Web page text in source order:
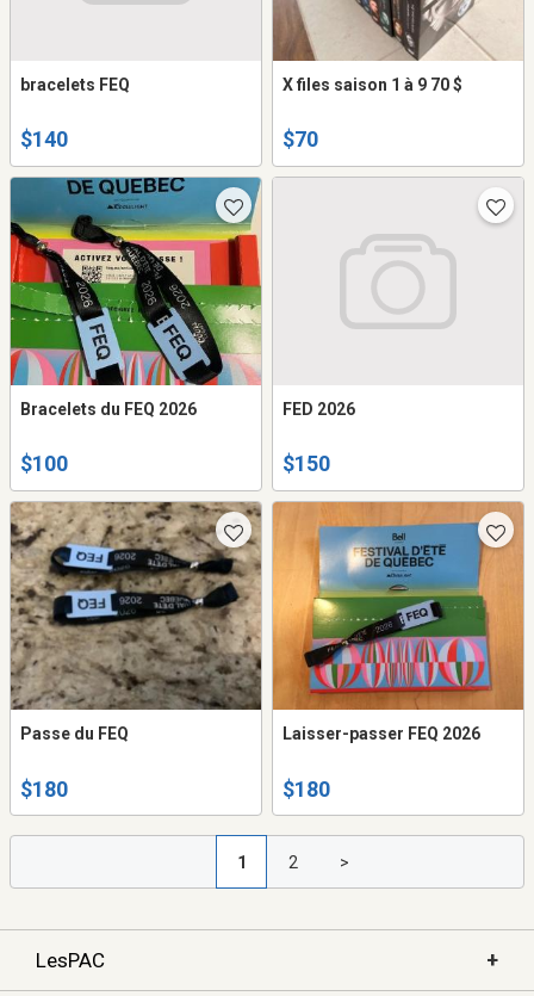
bracelets FEQ
$140
X files saison 1 à 9 70 $
$70
Bracelets du FEQ 2026
$100
FED 2026
$150
Passe du FEQ
$180
Laisser-passer FEQ 2026
$180
1 2 >
LesPAC +